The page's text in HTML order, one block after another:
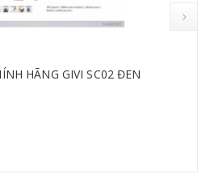
HÃNG GIVI SC02 ĐEN